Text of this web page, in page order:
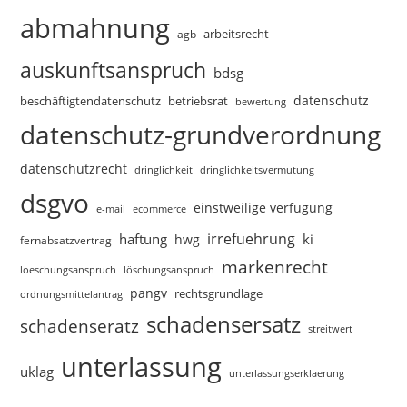
abmahnung agb arbeitsrecht
auskunftsanspruch bdsg
beschäftigtendatenschutz betriebsrat bewertung datenschutz
datenschutz-grundverordnung
datenschutzrecht dringlichkeit dringlichkeitsvermutung
dsgvo e-mail ecommerce einstweilige verfügung
fernabsatzvertrag haftung hwg irrefuehrung ki
loeschungsanspruch löschungsanspruch markenrecht
ordnungsmittelantrag pangv rechtsgrundlage
schadenseratz schadensersatz streitwert
uklag unterlassung unterlassungserklaerung